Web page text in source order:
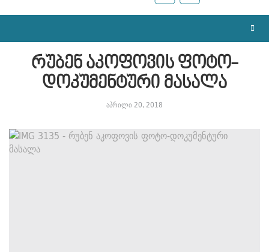
რუბენ აკოფოვის ფოტო-
დოკუმენტური მასალა
აპრილი 20, 2018